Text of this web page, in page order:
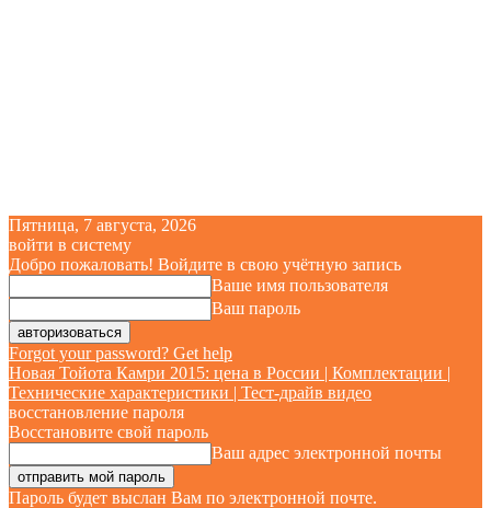
Пятница, 7 августа, 2026
войти в систему
Добро пожаловать! Войдите в свою учётную запись
Ваше имя пользователя
Ваш пароль
Forgot your password? Get help
Новая Тойота Камри 2015: цена в России | Комплектации |
Технические характеристики | Тест-драйв видео
восстановление пароля
Восстановите свой пароль
Ваш адрес электронной почты
Пароль будет выслан Вам по электронной почте.